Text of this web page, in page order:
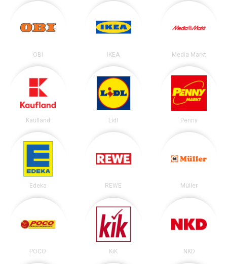
OBI IKEA Media Markt
Kaufland Lidl Penny
Edeka REWE Müller
POCO KiK NKD